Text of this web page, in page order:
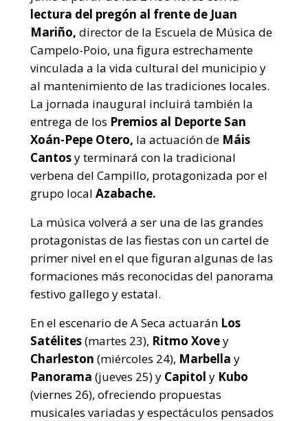
lectura del pregón al frente de Juan
Mariño, director de la Escuela de Música de
Campelo-Poio, una figura estrechamente
vinculada a la vida cultural del municipio y
al mantenimiento de las tradiciones locales.
La jornada inaugural incluirá también la
entrega de los Premios al Deporte San
Xoán-Pepe Otero, la actuación de Máis
Cantosy terminará con la tradicional
verbena del Campillo, protagonizada por el
grupo local Azabache.
La música volverá a ser una de las grandes
protagonistas de las fiestas con un cartel de
primer nivel en el que figuran algunas de las
formaciones más reconocidas del panorama
festivo gallego y estatal.
En el escenario de A Seca actuarán Los
Satélites(martes 23), Ritmo Xovey
Charleston (miércoles 24), Marbella y
Panorama (jueves 25) y Capitol y Kubo
(viernes 26), ofreciendo propuestas
musicales variadas y espectáculos pensados